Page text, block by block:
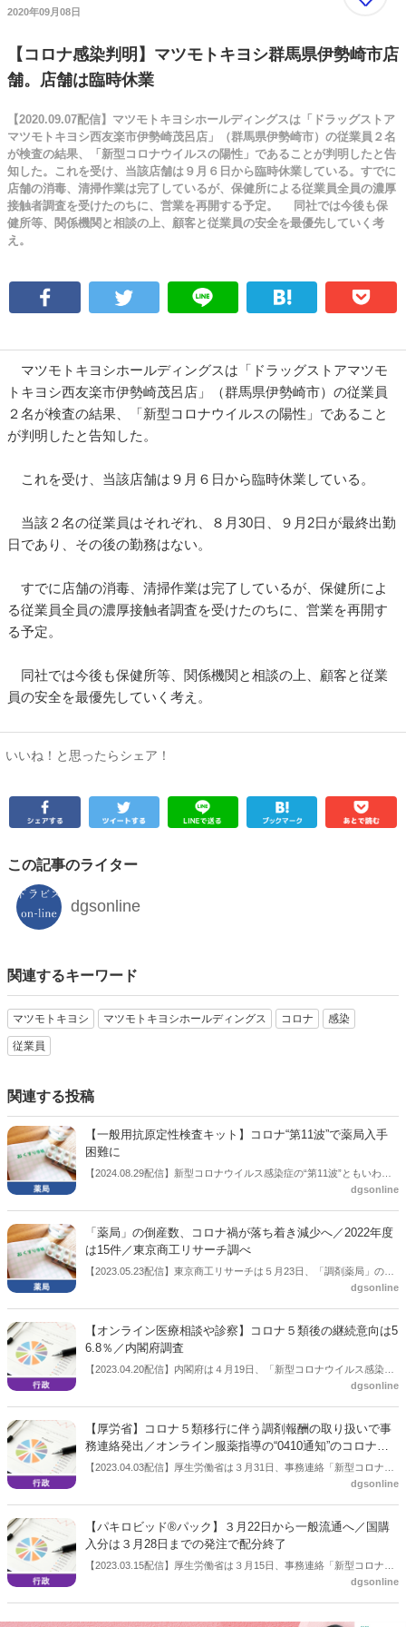
2020年09月08日
【コロナ感染判明】マツモトキヨシ群馬県伊勢崎市店
舗。店舗は臨時休業
【2020.09.07配信】マツモトキヨシホールディングスは「ドラッグストア
マツモトキヨシ西友楽市伊勢崎茂呂店」（群馬県伊勢崎市）の従業員２名
が検査の結果、「新型コロナウイルスの陽性」であることが判明したと告
知した。これを受け、当該店舗は９月６日から臨時休業している。すでに
店舗の消毒、清掃作業は完了しているが、保健所による従業員全員の濃厚
接触者調査を受けたのちに、営業を再開する予定。 同社では今後も保
健所等、関係機関と相談の上、顧客と従業員の安全を最優先していく考
え。
マツモトキヨシホールディングスは「ドラッグストアマツモ
トキヨシ西友楽市伊勢崎茂呂店」（群馬県伊勢崎市）の従業員
２名が検査の結果、「新型コロナウイルスの陽性」であること
が判明したと告知した。
これを受け、当該店舗は９月６日から臨時休業している。
当該２名の従業員はそれぞれ、８月30日、９月2日が最終出勤
日であり、その後の勤務はない。
すでに店舗の消毒、清掃作業は完了しているが、保健所によ
る従業員全員の濃厚接触者調査を受けたのちに、営業を再開す
る予定。
同社では今後も保健所等、関係機関と相談の上、顧客と従業
員の安全を最優先していく考え。
いいね！と思ったらシェア！
この記事のライター
dgsonline
関連するキーワード
マツモトキヨシ マツモトキヨシホールディングス コロナ 感染
従業員
関連する投稿
【一般用抗原定性検査キット】コロナ“第11波”で薬局入手
困難に
【2024.08.29配信】新型コロナウイルス感染症の“第11波”ともいわれ
る感染拡大で、一般用抗原定性検査キットが不足している。日本薬剤
dgsonline
「薬局」の倒産数、コロナ禍が落ち着き減少へ／2022年度
は15件／東京商工リサーチ調べ
【2023.05.23配信】東京商工リサーチは５月23日、「調剤薬局」の倒
産件数の調査結果を公表した。コロナ禍で過去最多となる23件を記録
ンライン化で淘汰が加速も」と分析している。
dgsonline
【オンライン医療相談や診察】コロナ５類後の継続意向は5
6.8％／内閣府調査
【2023.04.20配信】内閣府は４月19日、「新型コロナウイルス感染症
の影響下における生活意識・行動の変化に関する調査」を公表した。
は「オンライン医療相談や診察」のコロナ５類後の継続意向は56.8％
だった。
dgsonline
【厚労省】コロナ５類移行に伴う調剤報酬の取り扱いで事
務連絡発出／オンライン服薬指導の“0410通知”のコロナ特
例は令和５年７月31日で終了
【2023.04.03配信】厚生労働省は３月31日、事務連絡「新型コロナウ
イルス感染症の感染症法上の位置づけの変更に伴う新型コロナウイル
調剤報酬関連では、コロナ患者への調剤に関わるものでは「在宅患者
緊急訪問薬剤管理指導料１」（500 点）を継続するほか、店頭でのコ
ロナ薬調剤では「服薬管理指導料」について2倍とする内容を記載。
また高齢者施設においても「在宅患者緊急訪問薬剤管理指導料１」が
算定できる内容。加えて、オンライン服薬指導については、いわゆ
る“0410通知”の特例を令和５年７月 31 日をもって終了するとした。
dgsonline
【パキロビッド®パック】３月22日から一般流通へ／国購
入分は３月28日までの発注で配分終了
【2023.03.15配信】厚生労働省は３月15日、事務連絡「新型コロナウ
イルス感染症における経口抗ウイルス薬（パキロビッド®パック）の
dgsonline